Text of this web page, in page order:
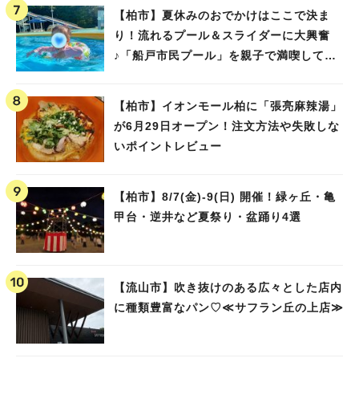
【柏市】夏休みのおでかけはここで決ま
り！流れるプール＆スライダーに大興奮
♪「船戸市民プール」を親子で満喫してき
【柏市】イオンモール柏に「張亮麻辣湯」
が6月29日オープン！注文方法や失敗しな
いポイントレビュー
【柏市】8/7(金)‐9(日) 開催！緑ヶ丘・亀
甲台・逆井など夏祭り・盆踊り4選
【流山市】吹き抜けのある広々とした店内
に種類豊富なパン♡≪サフラン丘の上店≫